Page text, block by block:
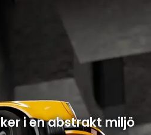
i en abstrakt miljö